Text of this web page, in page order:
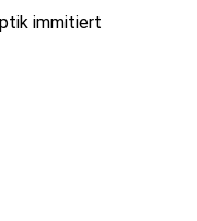
immitiert